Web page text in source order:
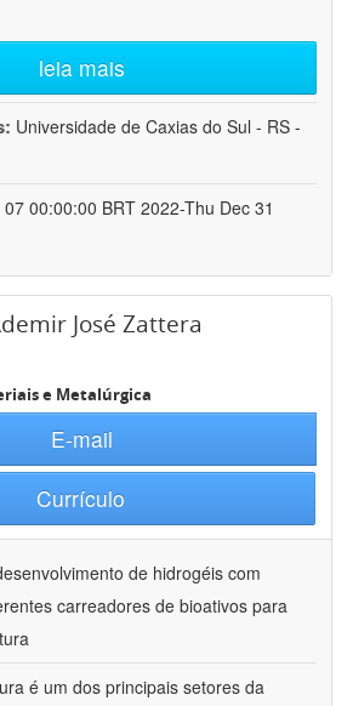
leia mais
Universidade de Caxias do Sul - RS -
00:00:00 BRT 2022-Thu Dec 31
José Zattera
e Metalúrgica
E-mail
Currículo
de hidrogéis com
carreadores de bioativos para
é um dos principais setores da